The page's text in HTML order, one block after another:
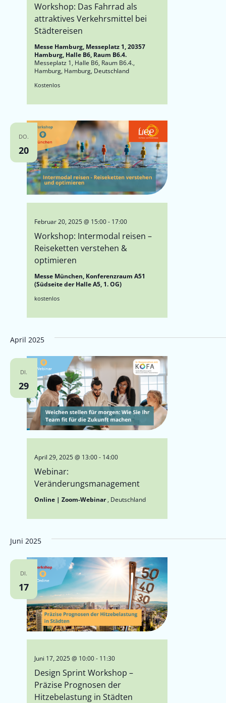
Workshop: Das Fahrrad als
attraktives Verkehrsmittel bei
Städtereisen
Messe Hamburg, Messeplatz 1, 20357
Hamburg, Halle B6, Raum B6.4.
Messeplatz 1, Halle B6, Raum B6.4.,
Hamburg, Hamburg, Deutschland
Kostenlos
DO.
20
Workshop: Intermodal reisen –
Reiseketten verstehen &
optimieren
Februar 20, 2025 @ 15:00- 17:00
Messe München, Konferenzraum A51
(Südseite der Halle A5, 1. OG)
kostenlos
April 2025
DI.
29
Webinar:
Veränderungsmanagement
April 29, 2025 @ 13:00- 14:00
Online | Zoom-Webinar, Deutschland
Juni 2025
DI.
17
Design Sprint Workshop –
Präzise Prognosen der
Hitzebelastung in Städten
Juni 17, 2025 @ 10:00- 11:30